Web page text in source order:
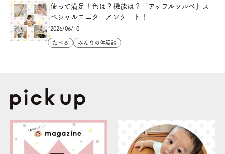
使って満足！色は？機能は？「アッフルソルベ」ス
ペシャルモニターアンケート！
2026/06/10
たべる
みんなの体験談